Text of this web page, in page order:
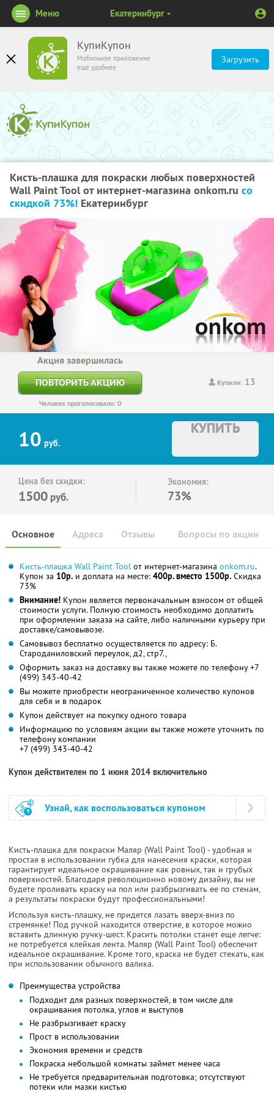
КупиКупон
Мобильное приложение
ещё удобнее
Загрузить
Меню Екатеринбург
Кисть-плашка для покраски любых поверхностей
Wall Paint Tool от интернет-магазина onkom.ru со
скидкой 73%! Екатеринбург
Купили: 13
Акция завершилась
ПОВТОРИТЬ АКЦИЮ
Человек проголосовало: 0
10 руб.
КУПИТЬ
Цена без скидки:
1500 руб.
Экономия:
73%
Основное Отзывы Вопросы по акции
Адреса
Кисть-плашка Wall Paint Tool от интернет-магазина onkom.ru.
Купон за 10р. и доплата на месте: 400р. вместо 1500р. Скидка
73%
Внимание! Купон является первоначальным взносом от общей
стоимости услуги. Полную стоимость необходимо доплатить
при оформлении заказа на сайте, либо наличными курьеру при
доставке/самовывозе.
Самовывоз бесплатно осуществляется по адресу: Б.
Староданиловский переулок, д2, стр7.,
Оформить заказ на доставку вы также можете по телефону +7
(499) 343-40-42
Вы можете приобрести неограниченное количество купонов
для себя и в подарок
Купон действует на покупку одного товара
Информацию по условиям акции вы также можете уточнить по
телефону компании
+7 (499) 343-40-42
Купон действителен по 1 июня 2014 включительно
Узнай, как воспользоваться купоном
Кисть-плашка для покраски Маляр (Wall Paint Tool) - удобная и
простая в использовании губка для нанесения краски, которая
гарантирует идеальное окрашивание как ровных, так и грубых
поверхностей. Благодаря революционно новому дизайну, вы не
будете проливать краску на пол или разбрызгивать ее по стенам,
а результаты покраски будут профессиональными!
Используя кисть-плашку, не придется лазать вверх-вниз по
стремянке! Под ручкой находится отверстие, в которое можно
вставить длинную ручку-шест. Красить потолки станет еще легче:
не потребуется клейкая лента. Маляр (Wall Paint Tool) обеспечит
идеальное окрашивание. Кроме того, краска не будет стекать, как
при использовании обычного валика.
Преимущества устройства
Подходит для разных поверхностей, в том числе для
окрашивания потолка, углов и выступов
Не разбрызгивает краску
Прост в использовании
Экономия времени и средств
Покраска небольшой комнаты займет менее часа
Не требуется предварительная подготовка; отсутствуют
потеки или мазки кистью